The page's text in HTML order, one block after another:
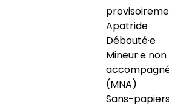
Apatride
Débouté·e
Mineur·e non
(MNA)
Sans-